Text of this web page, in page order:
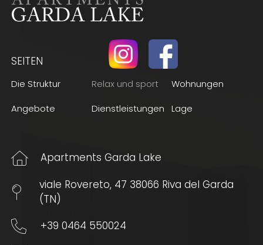
SEITEN
Die Struktur Relax und sport(Aktuelle Seite)
Wohnungen
Angebote
Dienstleistungen Lage
Apartments Garda Lake
viale Rovereto, 47 38066 Riva del Garda
(TN)
+39 0464 550024